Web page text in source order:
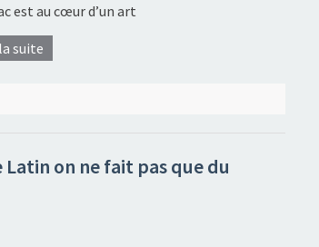
est au cœur d’un art
suite
Latin on ne fait pas que du